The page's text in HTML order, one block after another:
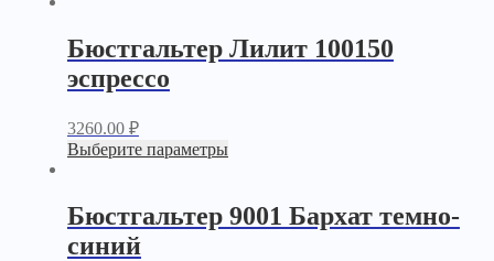
Бюстгальтер Лилит 100150
эспрессо
3260.00 ₽
Выберите параметры
Бюстгальтер 9001 Бархат темно-
синий